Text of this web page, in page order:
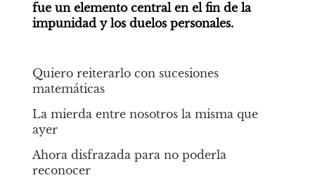
fue un elemento central en el fin de la
impunidad y los duelos personales.
Quiero reiterarlo con sucesiones
matemáticas
La mierda entre nosotros la misma que
ayer
Ahora disfrazada para no poderla
reconocer